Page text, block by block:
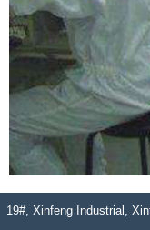
19#, Xinfeng Industrial,